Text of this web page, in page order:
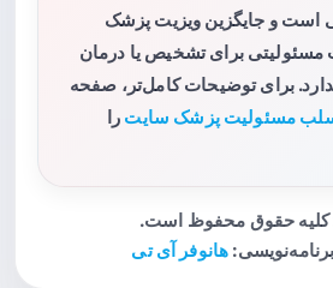
است و جایگزین ویزیت پزشک
برای تشخیص یا درمان
برای توضیحات کامل‌تر، صفحه
مسئولیت پزشک سایت را
هانوفر آی تی